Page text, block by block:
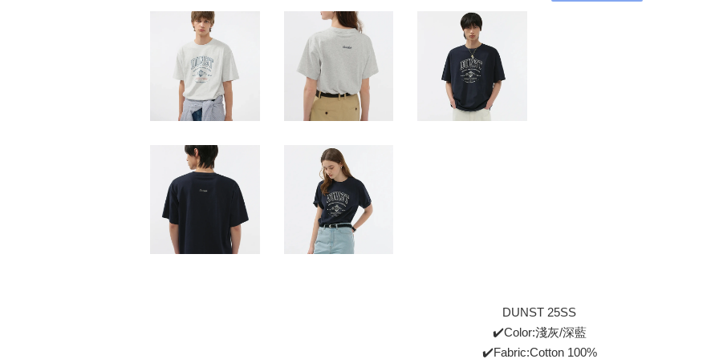
DUNST 25SS
✔️Color:淺灰/深藍
✔️Fabric:Cotton 100%